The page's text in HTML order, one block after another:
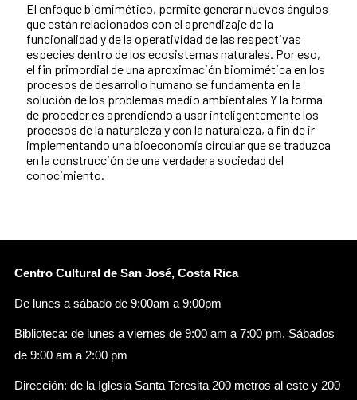
El enfoque biomimético, permite generar nuevos ángulos
que están relacionados con el aprendizaje de la
funcionalidad y de la operatividad de las respectivas
especies dentro de los ecosistemas naturales. Por eso,
el fin primordial de una aproximación biomimética en los
procesos de desarrollo humano se fundamenta en la
solución de los problemas medio ambientales Y la forma
de proceder es aprendiendo a usar inteligentemente los
procesos de la naturaleza y con la naturaleza, a fin de ir
implementando una bioeconomía circular que se traduzca
en la construcción de una verdadera sociedad del
conocimiento.
Centro Cultural de San José, Costa Rica
De lunes a sábado de 9:00am a 9:00pm
Biblioteca: de lunes a viernes de 9:00 am a 7:00 pm. Sábados
de 9:00 am a 2:00 pm
Dirección: de la Iglesia Santa Teresita 200 metros al este y 200